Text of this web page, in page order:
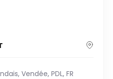
Vendée, PDL, FR